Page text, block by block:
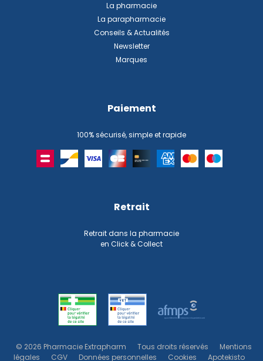
La pharmacie
La parapharmacie
Conseils & Actualités
Newsletter
Marques
Paiement
100% sécurisé, simple et rapide
Retrait
Retrait dans la pharmacie
en Click & Collect
© 2026 Pharmacie Extrapharm Tous droits réservés
Mentions
légales
CGV Données personnelles Cookies Apotekisto